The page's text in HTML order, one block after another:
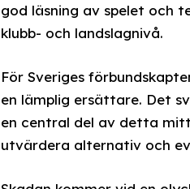
god läsning av spelet och
klubb- och landslagnivå.
För Sveriges
en lämplig ersättare. Det
en central del av detta
utvärdera alternativ och